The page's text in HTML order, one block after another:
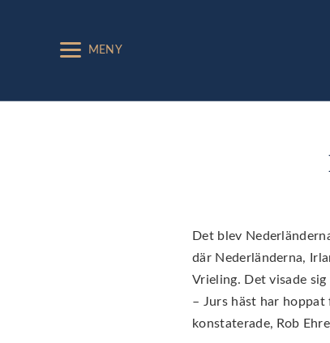
MENY
Det blev
där Nederländerna,
Vrieling. Det visade
– Jurs häst har
konstaterade, Rob